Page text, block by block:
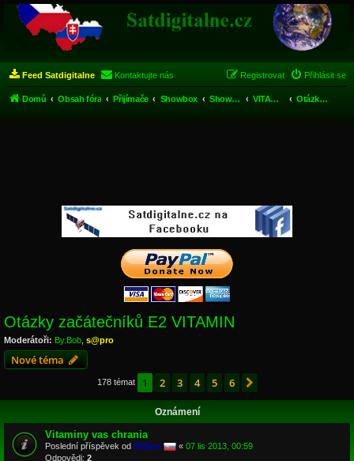
Feed Satdigitalne Kontaktujte nás Přihlásit se
Registrovat
Domů Obsah fóra Přijímače Showbox Showbox VITAMIN 5000 HD VITAMIN enigma2 HD Otázky začátečníků E2 VITAMIN
Otázky začátečníků E2 VITAMIN
Moderátoři: By.Bob s@pro
Nové téma
178 témat 1 2 3 4 5 6
Oznámení
Vitaminy vas chrania
Poslední příspěvek od 005jon « 07 lis 2013, 00:59
Odpovědi: 2